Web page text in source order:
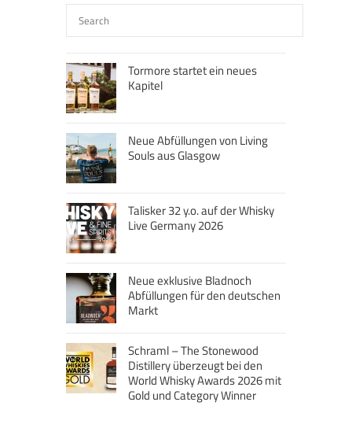
Tormore startet ein neues
Kapitel
Neue Abfüllungen von Living
Souls aus Glasgow
Talisker 32 y.o. auf der Whisky
Live Germany 2026
Neue exklusive Bladnoch
Abfüllungen für den deutschen
Markt
Schraml – The Stonewood
Distillery überzeugt bei den
World Whisky Awards 2026 mit
Gold und Category Winner